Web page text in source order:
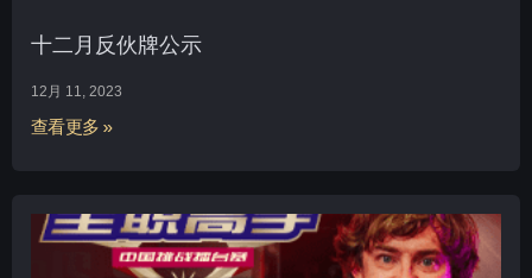
十二月反伙牌公示
12月 11, 2023
查看更多 »